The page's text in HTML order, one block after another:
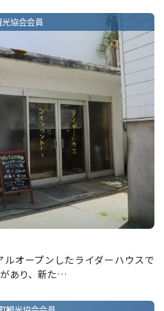
オープンしたライダーハウスで
あり、新た…